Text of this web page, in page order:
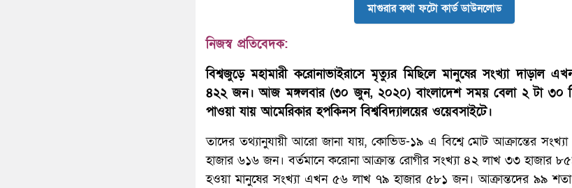
মাগুরার কথা ফটো কার্ড ডাউনলোড
নিজস্ব প্রতিবেদক:
বিশ্বজুড়ে মহামারী করোনাভাইরাসে মৃত্যুর মিছিলে মানুষের সংখ্যা দাড়াল
৪২২ জন। আজ মঙ্গলবার (৩০ জুন, ২০২০) বাংলাদেশ সময় বেলা ২ টা ৩০
পাওয়া যায় আমেরিকার হপকিনস বিশ্ববিদ্যালয়ের ওয়েবসাইটে।
তাদের তথ্যানুযায়ী আরো জানা যায়, কোভিড-১৯ এ বিশ্বে মোট আক্রান্তের
হাজার ৬১৬ জন। বর্তমানে করোনা আক্রান্ত রোগীর সংখ্যা ৪২ লাখ ৩৩ হাজার
হওয়া মানুষের সংখ্যা এখন ৫৬ লাখ ৭৯ হাজার ৫৮১ জন। আক্রান্তদের ৯৯